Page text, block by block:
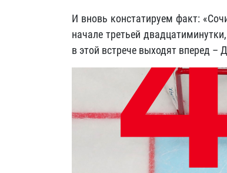
И вновь констатируем факт:
начале третьей
в этой встрече выходят вперед